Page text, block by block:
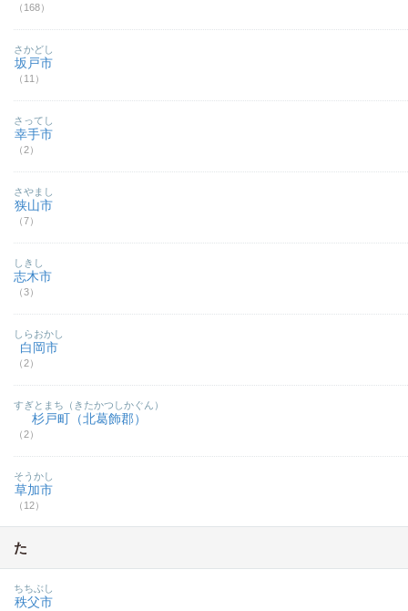
（168）
坂戸市
（11）
さかどし
幸手市
（2）
さってし
狭山市
（7）
さやまし
志木市
（3）
しきし
白岡市
（2）
しらおかし
杉戸町（北葛飾郡）
（2）
すぎとまち（きたかつしかぐん）
草加市
（12）
そうかし
た
秩父市
ちちぶし